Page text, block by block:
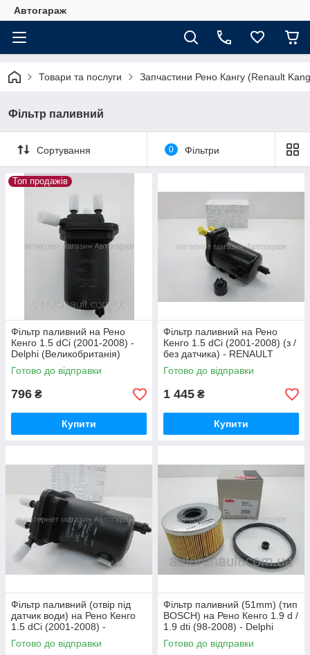
Автогараж
Товари та послуги Запчастини Рено Кангу (Renault
Фільтр паливний
Сортування 0 Фільтри
Топ продажів
Фільтр паливний на Рено
Кенго 1.5 dCi (2001-2008) -
Delphi (Великобританія)
HDF907
Готово до відправки
796 ₴
Купити
Фільтр паливний на Рено
Кенго 1.5 dCi (2001-2008) (з /
без датчика) - RENAULT
(оригінал) 164001540R
Готово до відправки
1 445 ₴
Купити
Фільтр паливний (отвір під
датчик води) на Рено Кенго
1.5 dCi (2001-2008) -
RENAULT (Оригінал)
7701061576
Готово до відправки
Фільтр паливний (51mm) (тип
BOSCH) на Рено Кенго 1.9 d /
1.9 dti (98-2008) - Delphi
(Великобританія) HDF512
Готово до відправки